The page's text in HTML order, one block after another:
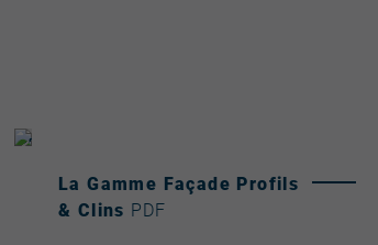
La Gamme Façade Profils
& Clins PDF